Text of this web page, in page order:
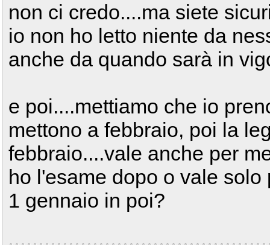
non ci credo....ma siete
io non ho letto niente da
anche da quando sarà in
e poi....mettiamo che io
mettono a febbraio, poi la
febbraio....vale anche per
ho l'esame dopo o vale
1 gennaio in poi?